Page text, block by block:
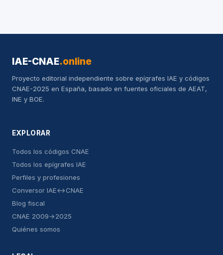
IAE-CNAE.online
Proyecto editorial independiente sobre epígrafes IAE y códigos
CNAE-2025 en España, basado en fuentes oficiales de AEAT,
INE y BOE.
EXPLORAR
Todos los códigos CNAE
Todos los epígrafes IAE
Perfiles y profesiones
Conversor IAE↔CNAE
Blog fiscal
CNAE 2009→2025
Quiénes somos